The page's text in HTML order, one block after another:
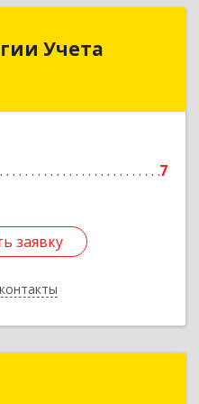
Учета
7
заявку
заявку